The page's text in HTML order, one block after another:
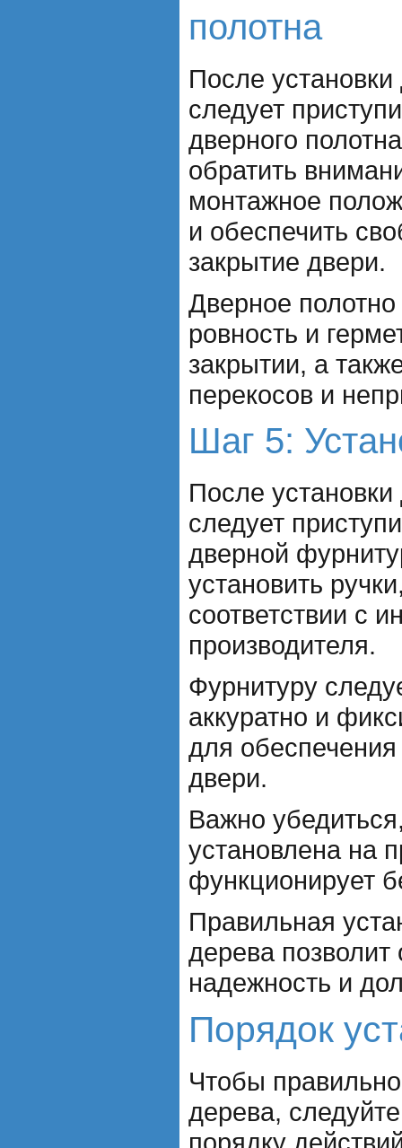
полотна
После
следует
дверного
обратить
монтажное
и обеспечить
закрытие двери.
Дверное
ровность и
закрытии, а
перекосов и
Шаг 5:
После установки
следует
дверной
установить
соответствии с
производителя.
Фурнитуру
аккуратно и
для
двери.
Важно
установлена на
функционирует
Правильная
дерева позволит
надежность и
Порядок
Чтобы
дерева,
порядку